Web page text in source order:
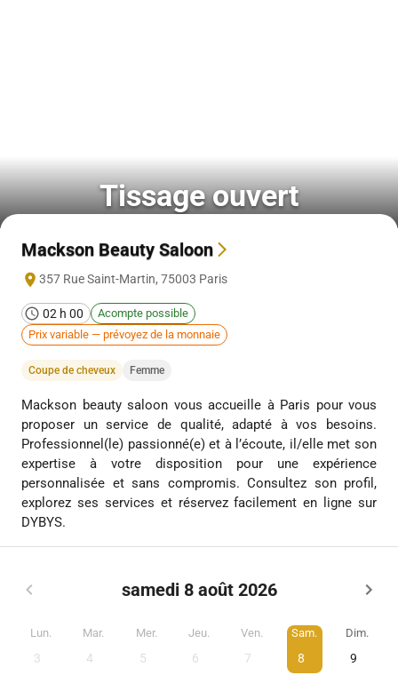
Tissage ouvert
Mackson Beauty Saloon
357 Rue Saint-Martin, 75003 Paris
02 h 00
Acompte possible
Prix variable — prévoyez de la monnaie
Coupe de cheveux Femme
Mackson beauty saloon vous accueille à Paris pour vous
proposer un service de qualité, adapté à vos besoins.
Professionnel(le) passionné(e) et à l’écoute, il/elle met son
expertise à votre disposition pour une expérience
personnalisée et sans compromis. Consultez son profil,
explorez ses services et réservez facilement en ligne sur
DYBYS.
samedi 8 août 2026
Lun.
3
Mar.
4
Mer.
5
Jeu.
6
Ven.
7
Sam.
8
Dim.
9